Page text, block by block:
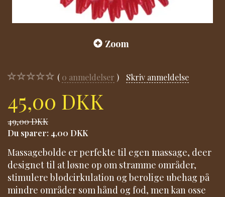
Zoom
0 anmeldelser Skriv anmeldelse
45,00 DKK
49,00 DKK
Du sparer: 4,00 DKK
Massagebolde er perfekte til egen massage, deer
designet til at løsne op om stramme områder,
stimulere blodcirkulation og berolige ubehag på
mindre områder som hånd og fod, men kan osse